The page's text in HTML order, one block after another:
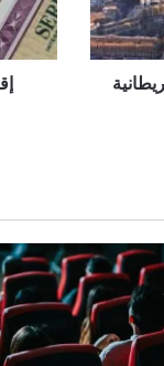
في
السندات
الأميركية